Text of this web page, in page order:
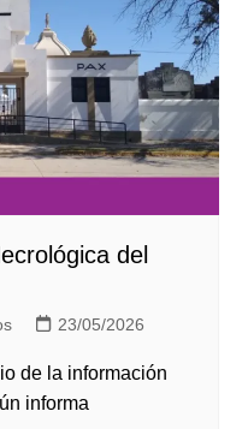
del
23/05/2026
de la información
informa